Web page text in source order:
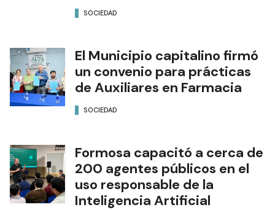
SOCIEDAD
El Municipio capitalino firmó
un convenio para prácticas
de Auxiliares en Farmacia
SOCIEDAD
Formosa capacitó a cerca de
200 agentes públicos en el
uso responsable de la
Inteligencia Artificial